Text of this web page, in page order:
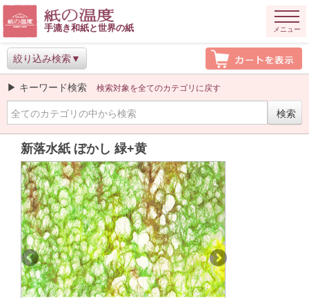
手漉き和紙と世界の紙 メニュー
絞り込み検索
▶ キーワード検索 検索対象を全てのカテゴリに戻す
新落水紙 ぼかし 緑+黄
Previous